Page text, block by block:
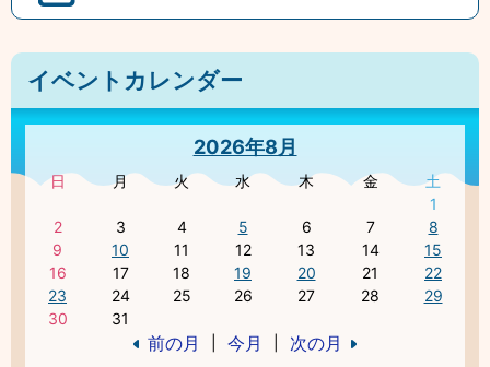
イベントカレンダー
2026年8月
日 月 火 水 木 金
土
1
2
3 4 5 6 7
8
9
10 11 12 13 14
15
16
17 18 19 20 21
22
23
24 25 26 27 28
29
30
31
前の月 今月 次の月